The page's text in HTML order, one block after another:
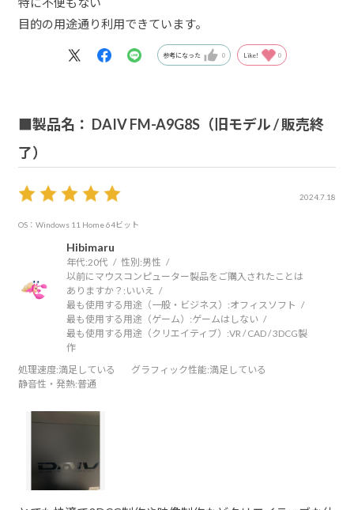
目的の用途通り利用できています。
参考になった 0 Like! 0
■製品名： DAIV FM-A9G8S（旧モデル / 販売終
了）
2024.7.18
OS：Windows 11 Home 64ビット
Hibimaru
年代:20代 性別:男性
以前にマウスコンピューター製品をご購入されたことは
ありますか？: いいえ
最も使用する用途（一般・ビジネス）:オフィスソフト
最も使用する用途（ゲーム）:ゲームはしない
最も使用する用途（クリエイティブ）:VR / CAD / 3DCG製
作
処理速度:満足している グラフィック性能:満足している
静音性・発熱:普通